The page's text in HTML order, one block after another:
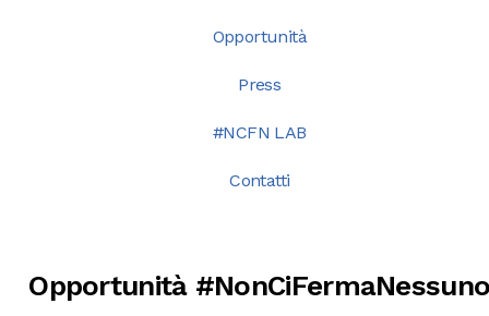
Opportunità
Press
#NCFN LAB
Contatti
Opportunità